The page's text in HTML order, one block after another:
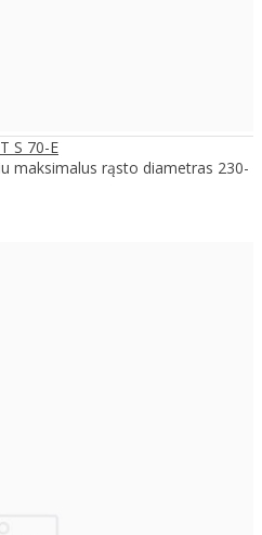
S 70-E
maksimalus rąsto diametras 230-